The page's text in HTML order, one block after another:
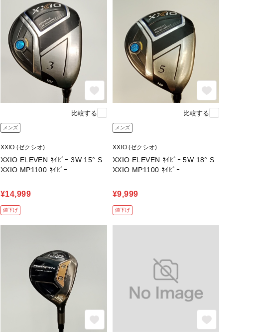
比較する
メンズ
XXIO (ゼクシオ)
XXIO ELEVEN ﾈｲﾋﾞｰ 3W 15° S
XXIO MP1100 ﾈｲﾋﾞｰ
¥14,999
値下げ
比較する
メンズ
XXIO (ゼクシオ)
XXIO ELEVEN ﾈｲﾋﾞｰ 5W 18° S
XXIO MP1100 ﾈｲﾋﾞｰ
¥9,999
値下げ